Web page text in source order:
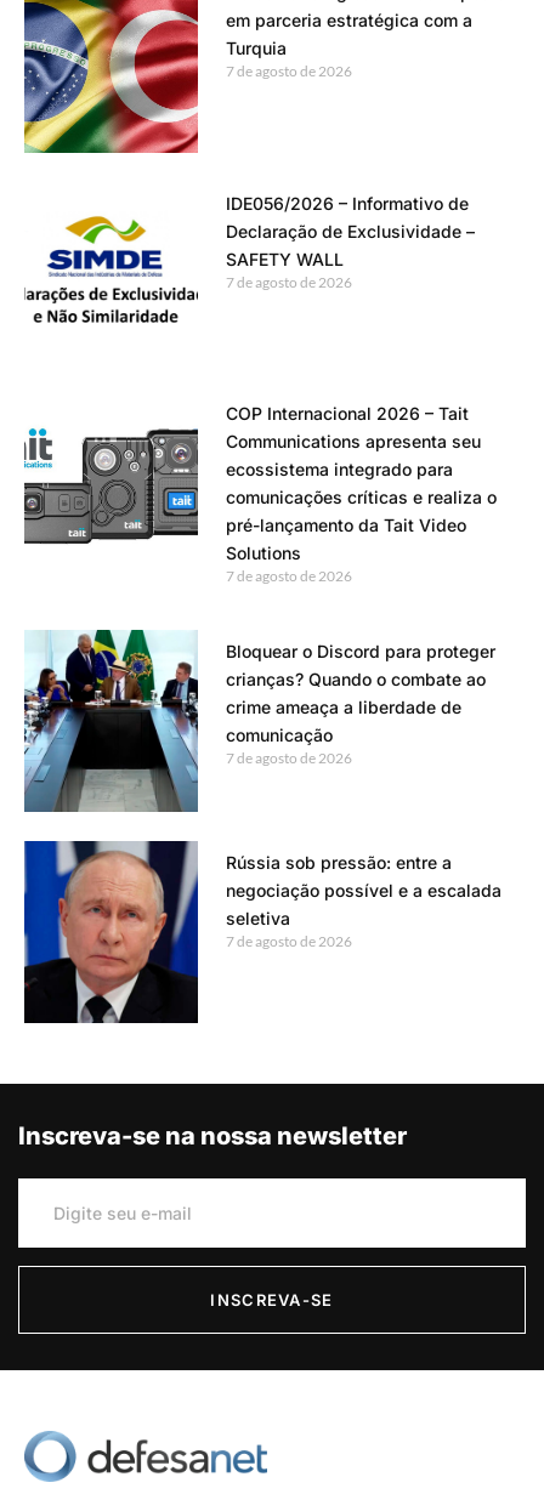
em parceria estratégica com a
Turquia
7 de agosto de 2026
IDE056/2026 – Informativo de
Declaração de Exclusividade –
SAFETY WALL
7 de agosto de 2026
COP Internacional 2026 – Tait
Communications apresenta seu
ecossistema integrado para
comunicações críticas e realiza o
pré-lançamento da Tait Video
Solutions
7 de agosto de 2026
Bloquear o Discord para proteger
crianças? Quando o combate ao
crime ameaça a liberdade de
comunicação
7 de agosto de 2026
Rússia sob pressão: entre a
negociação possível e a escalada
seletiva
7 de agosto de 2026
Inscreva-se na nossa newsletter
INSCREVA-SE